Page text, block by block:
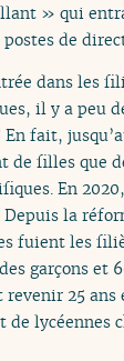
» qui
de
dans les
il y a peu
En fait,
de filles que
En
la
fuient les
garçons et
revenir 25 ans
de lycéennes